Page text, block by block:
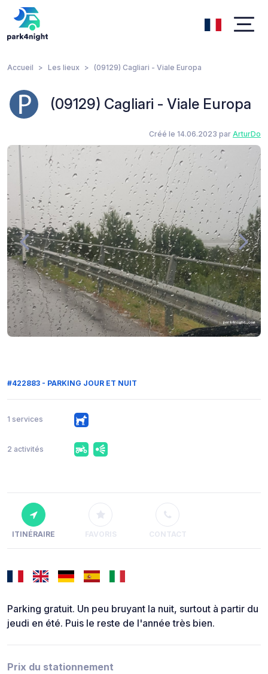
Accueil Les lieux (09129) Cagliari - Viale Europa
(09129) Cagliari - Viale Europa
Créé le 14.06.2023 par ArturDo
#422883 - PARKING JOUR ET NUIT
1 services
2 activités
ITINÉRAIRE FAVORIS CONTACT
Parking gratuit. Un peu bruyant la nuit, surtout à partir du
jeudi en été. Puis le reste de l'année très bien.
Prix du stationnement